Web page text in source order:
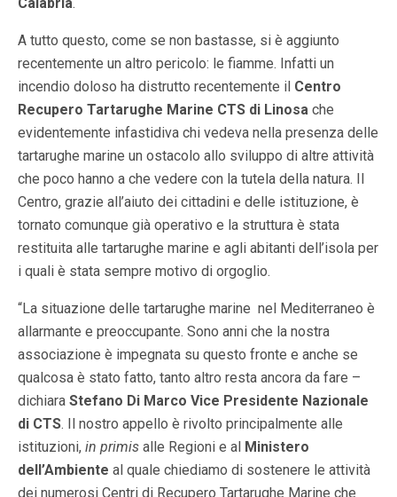
A tutto questo, come se non bastasse, si è aggiunto
recentemente un altro pericolo: le fiamme. Infatti un
incendio doloso ha distrutto recentemente il Centro
Recupero Tartarughe Marine CTS di Linosa che
evidentemente infastidiva chi vedeva nella presenza delle
tartarughe marine un ostacolo allo sviluppo di altre attività
che poco hanno a che vedere con la tutela della natura. Il
Centro, grazie all’aiuto dei cittadini e delle istituzione, è
tornato comunque già operativo e la struttura è stata
restituita alle tartarughe marine e agli abitanti dell’isola per
i quali è stata sempre motivo di orgoglio.
“La situazione delle tartarughe marine nel Mediterraneo è
allarmante e preoccupante. Sono anni che la nostra
associazione è impegnata su questo fronte e anche se
qualcosa è stato fatto, tanto altro resta ancora da fare –
dichiara Stefano Di Marco Vice Presidente Nazionale
di CTS. Il nostro appello è rivolto principalmente alle
istituzioni, in primis alle Regioni e al Ministero
dell’Ambiente al quale chiediamo di sostenere le attività
dei numerosi Centri di Recupero Tartarughe Marine che